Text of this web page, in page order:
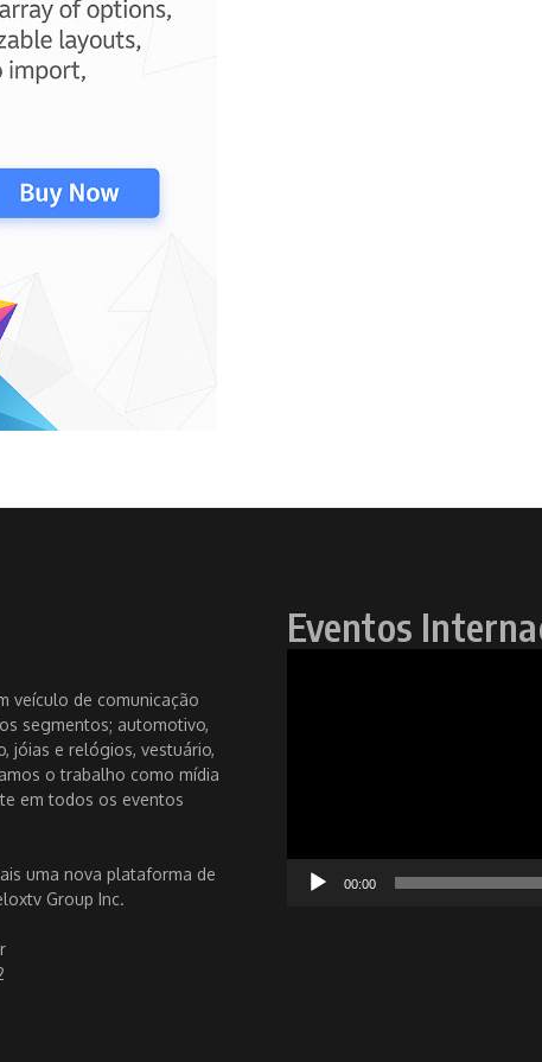
veículo de comunicação
segmentos; automotivo,
jóias e relógios, vestuário,
o trabalho como mídia
em todos os eventos
uma nova plataforma de
Group Inc.
Eventos
00:00